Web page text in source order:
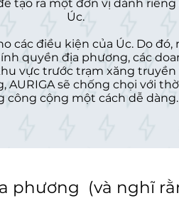
tạo ra một đơn vị dành
Úc.
các điều kiện của Úc. Do đó,
quyền địa phương, các
vực trước trạm xăng
AURIGA sẽ chống chọi với
công cộng một cách dễ dàng.
phương (và nghĩ